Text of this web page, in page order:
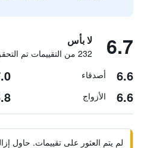
6.7 لا بأس
232 من التقييمات تم التحقق منها
6.6 أصدقاء
6.6 الأزواج
لم يتم العثور على تقييمات. حاول